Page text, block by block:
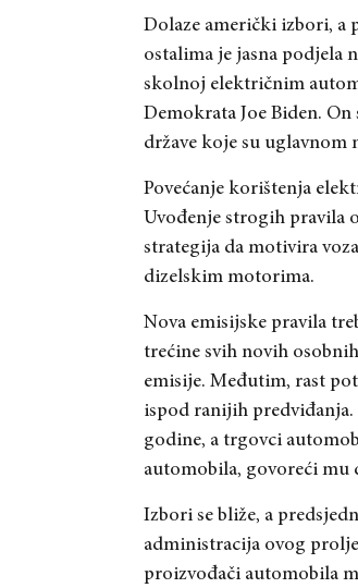
Dolaze američki izbori, a
ostalima je jasna podjela
skolnoj električnim
Demokrata Joe Biden. On
države koje su
Povećanje korištenja
Uvođenje strogih pravila
strategija da motivira
dizelskim motorima.
Nova emisijske pravila
trećine svih novih
emisije. Međutim, rast
ispod ranijih predviđanja.
godine, a trgovci
automobila, govoreći mu
Izbori se bliže, a
administracija ovog
proizvođači automobila